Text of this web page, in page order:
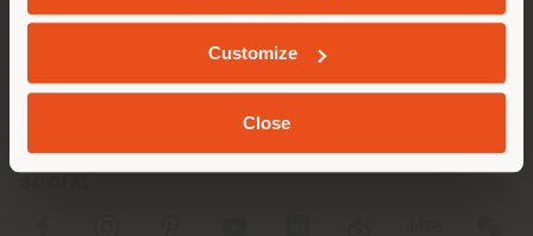
Customize
Close
GEOLOKALISIERT
PRODUKTLINIEN
INFO & DIENSTLEISTUNGEN